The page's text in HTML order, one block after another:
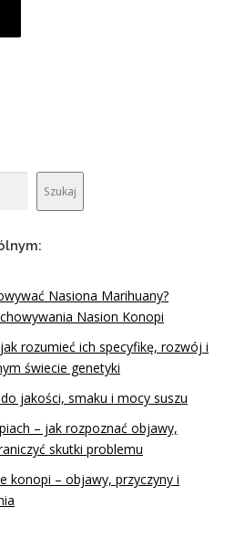
Szukaj
Nasiona Marihuany?
Nasion Konopi
rozumieć ich specyfikę, rozwój i
świecie genetyki
jakości, smaku i mocy suszu
– jak rozpoznać objawy,
skutki problemu
konopi – objawy, przyczyny i